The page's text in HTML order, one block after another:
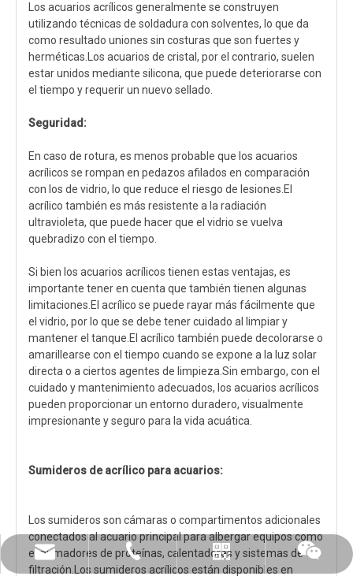
Los acuarios acrílicos generalmente se construyen
utilizando técnicas de soldadura con solventes, lo que da
como resultado uniones sin costuras que son fuertes y
herméticas.Los acuarios de cristal, por el contrario, suelen
estar unidos mediante silicona, que puede deteriorarse con
el tiempo y requerir un nuevo sellado.
Seguridad:
En caso de rotura, es menos probable que los acuarios
acrílicos se rompan en pedazos afilados en comparación
con los de vidrio, lo que reduce el riesgo de lesiones.El
acrílico también es más resistente a la radiación
ultravioleta, que puede hacer que el vidrio se vuelva
quebradizo con el tiempo.
Si bien los acuarios acrílicos tienen estas ventajas, es
importante tener en cuenta que también tienen algunas
limitaciones.El acrílico se puede rayar más fácilmente que
el vidrio, por lo que se debe tener cuidado al limpiar y
mantener el tanque.El acrílico también puede decolorarse o
amarillearse con el tiempo cuando se expone a la luz solar
directa o a ciertos agentes de limpieza.Sin embargo, con el
cuidado y mantenimiento adecuados, los acuarios acrílicos
pueden proporcionar un entorno duradero, visualmente
impresionante y seguro para la vida acuática.
Sumideros de acrílico para acuarios:
Los sumideros son cámaras o compartimentos adicionales
conectados al acuario principal para albergar equipos como
espumadores de proteínas, calentadores y sistemas de
filtración.Los sumideros acrílicos están disponibles en
leyu02@leyuacrylic.com
+86-13584439533
Whatsapp
chatear